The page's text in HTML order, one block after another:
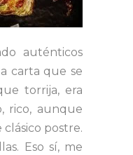
auténticos
carta que se
torrija, era
rico, aunque
postre.
Eso sí, me